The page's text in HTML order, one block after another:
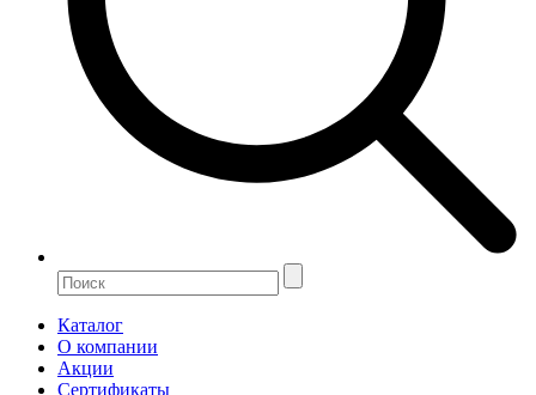
Каталог
О компании
Акции
Сертификаты